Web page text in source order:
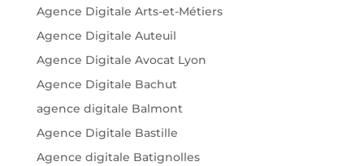
Agence Digitale Arts-et-Métiers
Agence Digitale Auteuil
Agence Digitale Avocat Lyon
Agence Digitale Bachut
agence digitale Balmont
Agence Digitale Bastille
Agence digitale Batignolles